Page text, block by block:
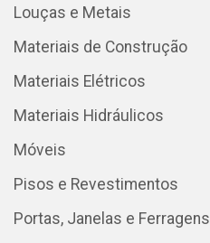
Louças e Metais
Materiais de Construção
Materiais Elétricos
Materiais Hidráulicos
Móveis
Pisos e Revestimentos
Portas, Janelas e Ferragens